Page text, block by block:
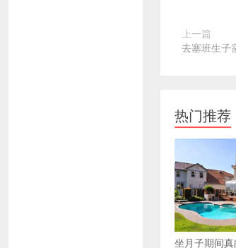
上一篇
去塞班生子
热门推荐
坐月子期间